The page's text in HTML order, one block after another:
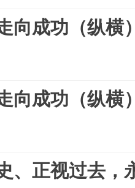
向成功（纵横
向成功（纵横
、正视过去，